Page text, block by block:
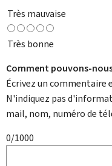
Très mauvaise
Très bonne
Comment pouvons-
Écrivez un commentaire
N'indiquez pas
mail, nom, numéro de
0/1000